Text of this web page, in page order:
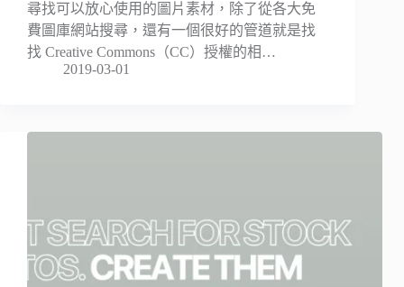
尋找可以放心使用的圖片素材，除了從各大免
費圖庫網站搜尋，還有一個很好的管道就是找
找 Creative Commons（CC）授權的相…
2019-03-01